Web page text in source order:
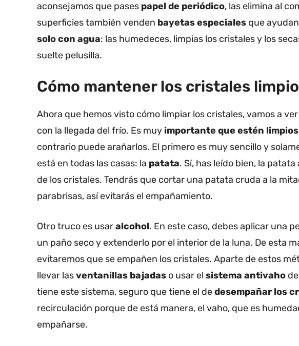
aconsejamos que pases papel de periódico, las elimina al
superficies también venden bayetas especiales que
solo con agua: las humedeces, limpias los cristales y los
suelte pelusilla.
Cómo mantener los cristales
Ahora que hemos visto cómo limpiar los cristales, vamos a
con la llegada del frío. Es muy importante que estén limpios
contrario puede arañarlos. El primero es muy sencillo y
está en todas las casas: la patata. Sí, has leído bien, la
de los cristales. Tendrás que cortar una patata cruda a la
parabrisas, así evitarás el empañamiento.
Otro truco es usaralcohol. En este caso, debes aplicar una
un paño seco y extenderlo por el interior de la luna. De esta
evitaremos que se empañen los cristales. Aparte de estos
llevar lasventanillas bajadas o usar el sistema antivaho
tiene este sistema, seguro que tiene el dedesempañar los
recirculación porque de está manera, el vaho, que es
empañarse.